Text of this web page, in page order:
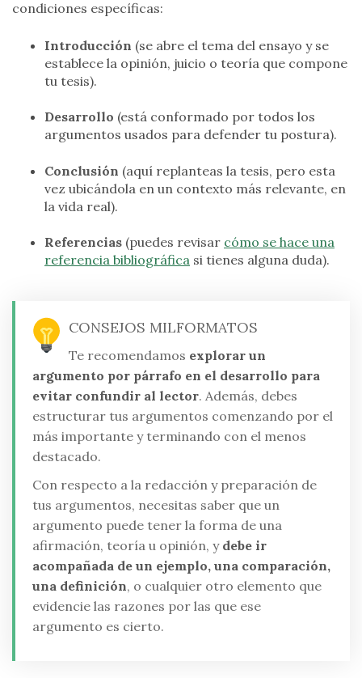
condiciones específicas:
Introducción (se abre el tema del ensayo y se
establece la opinión, juicio o teoría que compone
tu tesis).
Desarrollo (está conformado por todos los
argumentos usados para defender tu postura).
Conclusión (aquí replanteas la tesis, pero esta
vez ubicándola en un contexto más relevante, en
la vida real).
Referencias (puedes revisar cómo se hace una
referencia bibliográfica si tienes alguna duda).
CONSEJOS MILFORMATOS
Te recomendamos explorar un
argumento por párrafo en el desarrollo para
evitar confundir al lector. Además, debes
estructurar tus argumentos comenzando por el
más importante y terminando con el menos
destacado.
Con respecto a la redacción y preparación de
tus argumentos, necesitas saber que un
argumento puede tener la forma de una
afirmación, teoría u opinión, y debe ir
acompañada de un ejemplo, una comparación,
una definición, o cualquier otro elemento que
evidencie las razones por las que ese
argumento es cierto.